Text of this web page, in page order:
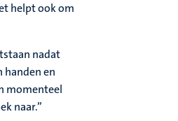
helpt ook om
nadat
handen en
momenteel
naar.”